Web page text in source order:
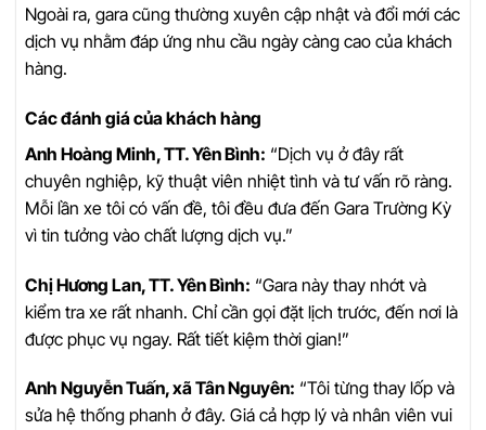
Ngoài ra, gara cũng thường xuyên cập nhật và đổi mới các
dịch vụ nhằm đáp ứng nhu cầu ngày càng cao của khách
hàng.
Các đánh giá của khách hàng
Anh Hoàng Minh, TT. Yên Bình: “Dịch vụ ở đây rất
chuyên nghiệp, kỹ thuật viên nhiệt tình và tư vấn rõ ràng.
Mỗi lần xe tôi có vấn đề, tôi đều đưa đến Gara Trường Kỳ
vì tin tưởng vào chất lượng dịch vụ.”
Chị Hương Lan, TT. Yên Bình: “Gara này thay nhớt và
kiểm tra xe rất nhanh. Chỉ cần gọi đặt lịch trước, đến nơi là
được phục vụ ngay. Rất tiết kiệm thời gian!”
Anh Nguyễn Tuấn, xã Tân Nguyên: “Tôi từng thay lốp và
sửa hệ thống phanh ở đây. Giá cả hợp lý và nhân viên vui